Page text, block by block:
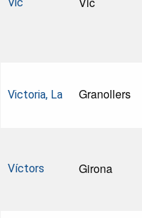
Victoria, La Granollers
Víctors Girona